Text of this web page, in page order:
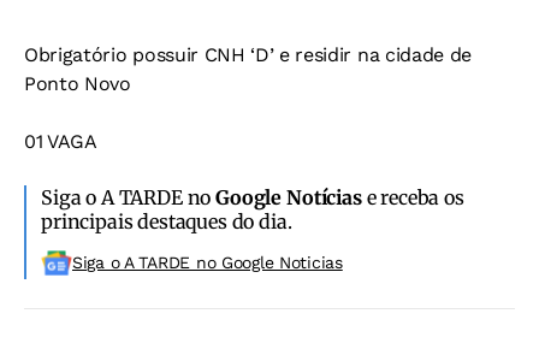
Obrigatório possuir CNH ‘D’ e residir na cidade de
Ponto Novo
01 VAGA
Siga o A TARDE noGoogle Notíciase receba os
principais destaques do dia.
Siga o A TARDE no Google Noticias